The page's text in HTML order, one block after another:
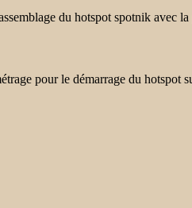
du hotspot spotnik avec
pour le démarrage du hotspot